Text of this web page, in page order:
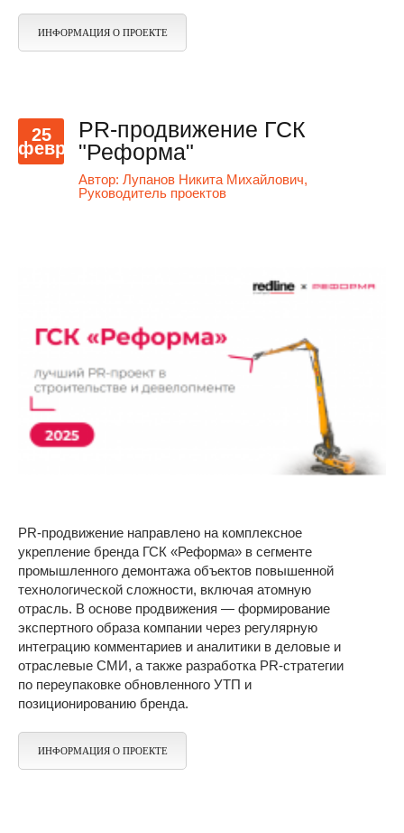
ИНФОРМАЦИЯ О ПРОЕКТЕ
25
февр
PR-продвижение ГСК
"Реформа"
Автор: Лупанов Никита Михайлович,
Руководитель проектов
PR-продвижение направлено на комплексное
укрепление бренда ГСК «Реформа» в сегменте
промышленного демонтажа объектов повышенной
технологической сложности, включая атомную
отрасль. В основе продвижения — формирование
экспертного образа компании через регулярную
интеграцию комментариев и аналитики в деловые и
отраслевые СМИ, а также разработка PR-стратегии
по переупаковке обновленного УТП и
позиционированию бренда.
ИНФОРМАЦИЯ О ПРОЕКТЕ